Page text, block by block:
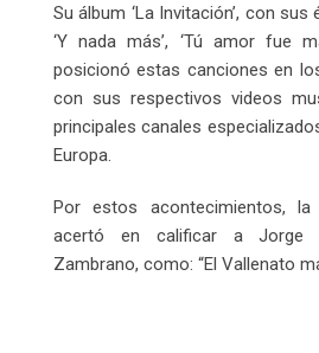
Su álbum ‘La Invitación’, con sus
‘Y nada más’, ‘Tú amor fue
posicionó estas canciones en
con sus respectivos videos
principales canales
Europa.
Por estos acontecimientos,
acertó en calificar a Jorge
Zambrano, como: “El Vallenato